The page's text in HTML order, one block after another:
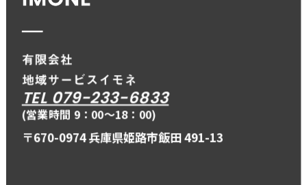
TEL 079-233-6833
(営業時間 9：00〜18：00)
〒670-0974 兵庫県姫路市飯田 491-13